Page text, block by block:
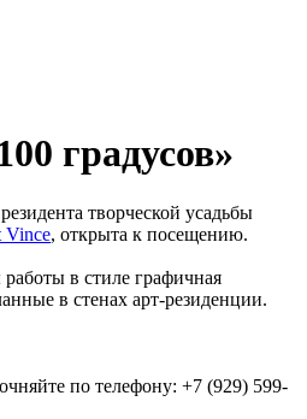
градусов»
творческой усадьбы
Vince, открыта к посещению.
в стиле графичная
в стенах арт-резиденции.
по телефону: +7 (929) 599-